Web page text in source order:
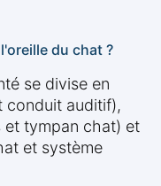
du chat ?
se divise en
conduit auditif),
et tympan chat) et
et système